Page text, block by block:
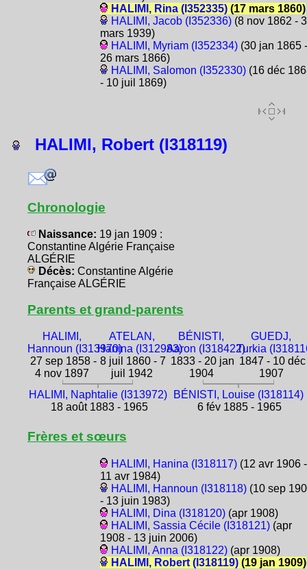
HALIMI, Rina (I352335)(17 mars 1860)
HALIMI, Jacob (I352336)(8 nov 1862 -
mars 1939)
HALIMI, Myriam (I352334)(30 jan 1865 -
26 mars 1866)
HALIMI, Salomon (I352330)(16 déc
- 10 juil 1869)
HALIMI, Robert (I318119)
Chronologie
Naissance: 19 jan 1909 :
Constantine Algérie Française
ALGÉRIE
Décès: Constantine Algérie
Française ALGÉRIE
Parents et grand-parents
HALIMI,
Hannoun (I313970)
27 sep 1858 -
4 nov 1897
ATELAN,
Hanina (I312983)
8 juil 1860 - 7
juil 1942
BÉNISTI,
Aaron (I318422)
1833 - 20 jan
1904
GUEDJ,
Turkia
1847 - 10 déc
1907
HALIMI, Naphtalie (I313972)
18 août 1883 - 1965
BÉNISTI, Louise (I318114)
6 fév 1885 - 1965
Frères et sœurs
HALIMI, Hanina (I318117)(12 avr 1906 -
11 avr 1984)
HALIMI, Hannoun (I318118)(10 sep
- 13 juin 1983)
HALIMI, Dina (I318120)(apr 1908)
HALIMI, Sassia Cécile (I318121)(apr
1908 - 13 juin 2006)
HALIMI, Anna (I318122)(apr 1908)
HALIMI, Robert (I318119)(19 jan 1909)